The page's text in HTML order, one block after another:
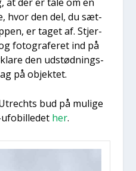
hvor den del, du sæt­
er taget af. Stjer­
foto­gra­fe­ret ind på
den udstød­nings­
på objek­tet.
bud på muli­ge
her.